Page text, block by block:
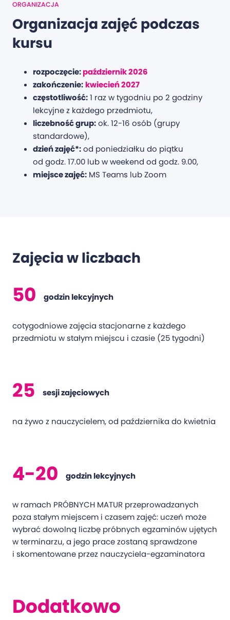
ORGANIZACJA
Organizacja zajęć podczas
kursu
rozpoczęcie:październik 2026
zakończenie: kwiecień 2027
częstotliwość:1 raz w tygodniu po 2 godziny
lekcyjne z każdego przedmiotu,
liczebność grup:ok. 12-16 osób (grupy
standardowe),
dzień zajęć*:od poniedziałku do piątku
od godz. 17.00 lub w weekend od godz. 9.00,
miejsce zajęć: MS Teams lub Zoom
Zajęcia w liczbach
50 godzin lekcyjnych
cotygodniowe zajęcia stacjonarne z każdego
przedmiotu w stałym miejscu i czasie (25 tygodni)
25 sesji zajęciowych
na żywo z nauczycielem, od października do kwietnia
4-20 godzin lekcyjnych
w ramach PRÓBNYCH MATUR przeprowadzanych
poza stałym miejscem i czasem zajęć: uczeń może
wybrać dowolną liczbę próbnych egzaminów ujętych
w terminarzu, a jego prace zostaną sprawdzone
i skomentowane przez nauczyciela-egzaminatora
Dodatkowo